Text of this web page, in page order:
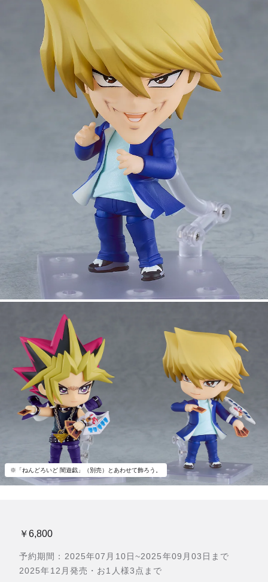
※「ねんどろいど 闇遊戯」（別売）とあわせて飾ろう。
￥6,800
予約期間：2025年07月10日~2025年09月03日まで
2025年12月発売・お1人様3点まで